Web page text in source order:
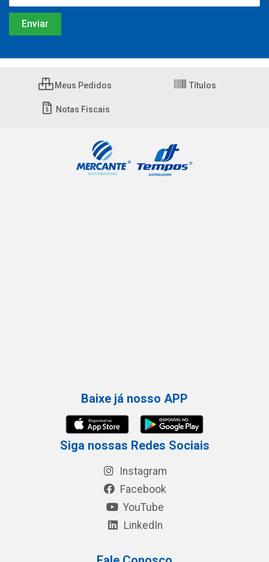
Meus Pedidos Títulos
Notas Fiscais
Baixe já nosso APP
Siga nossas Redes Sociais
Instagram
Facebook
YouTube
LinkedIn